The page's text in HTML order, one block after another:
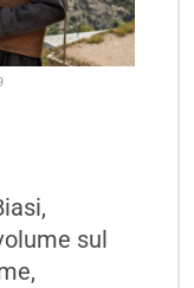
sul